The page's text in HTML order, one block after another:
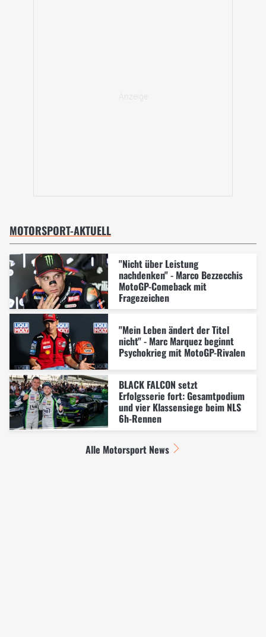
MOTORSPORT-AKTUELL
"Nicht über Leistung
nachdenken" - Marco Bezzecchis
MotoGP-Comeback mit
Fragezeichen
"Mein Leben ändert der Titel
nicht" - Marc Marquez beginnt
Psychokrieg mit MotoGP-Rivalen
BLACK FALCON setzt
Erfolgsserie fort: Gesamtpodium
und vier Klassensiege beim NLS
6h-Rennen
Alle Motorsport News